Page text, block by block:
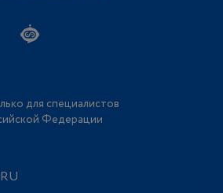
для специалистов
Федерации